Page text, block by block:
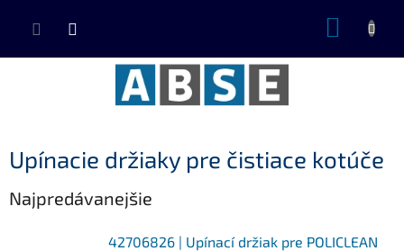
Upínacie držiaky pre čistiace kotúče
Najpredávanejšie
42706826 | Upínací držiak pre POLICLEAN